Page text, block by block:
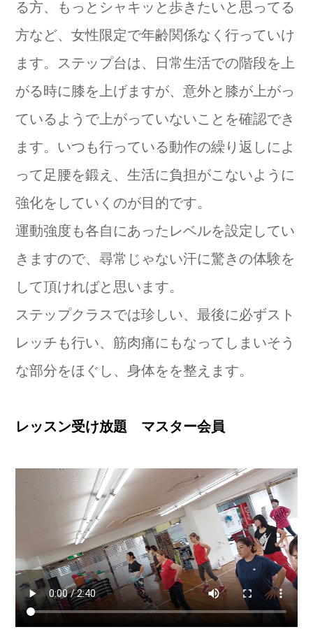
る方、もっとシャキッと歩きたいと思ってる
方など、女性限定で年齢関係なく行っていけ
ます。ステップ台は、日常生活での階段を上
がる時に膝を上げますが、意外と膝が上がっ
ているようで上がっていないことを確認でき
ます。いつも行っている動作の繰り返しによ
って足腰を鍛え、生活に負担がこないように
強化をしていくのが目的です。
運動強度も各自にあったレベルを設定してい
きますので、尋常じゃない汗に驚きの体験を
して頂ければと思います。
ステップクラスでは珍しい、最後に必ずスト
レッチも行い、筋肉痛にもなってしまいそう
な部分をほぐし、身体をを整えます。
レッスン受け放題 マスター会員